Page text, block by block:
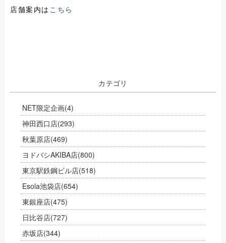
店舗案内は こちら
カテゴリ
NET限定企画(4)
神田西口店(293)
秋葉原店(469)
ヨドバシAKIBA店(800)
東京駅鉄鋼ビル店(518)
Esola池袋店(654)
東銀座店(475)
日比谷店(727)
赤坂店(344)